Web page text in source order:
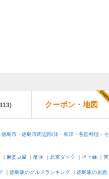
) クーポン・地図
徳島市・徳島市周辺部/洋・和洋・各国料理・そ
｜ 麻婆豆腐 ｜ 酢豚 ｜ 北京ダック ｜ 坦々麺 ｜ 杏
｜ 徳島駅のグルメランキング ｜ 徳島駅の居酒